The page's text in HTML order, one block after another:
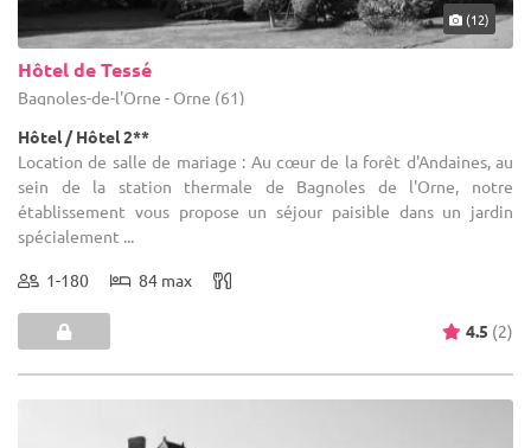
(12)
Hôtel de Tessé
Bagnoles-de-l'Orne - Orne (61)
Hôtel / Hôtel 2**
Location de salle de mariage : Au cœur de la forêt d'Andaines, au
sein de la station thermale de Bagnoles de l'Orne, notre
établissement vous propose un séjour paisible dans un jardin
spécialement ...
1-180 84 max
4.5 (2)